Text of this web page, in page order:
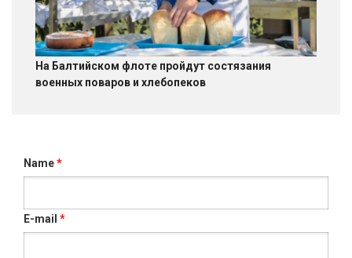
На Балтийском флоте пройдут состязания
военных поваров и хлебопеков
Name*
E-mail *